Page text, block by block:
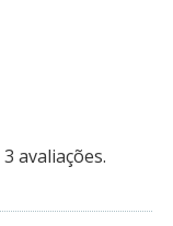
3 avaliações.